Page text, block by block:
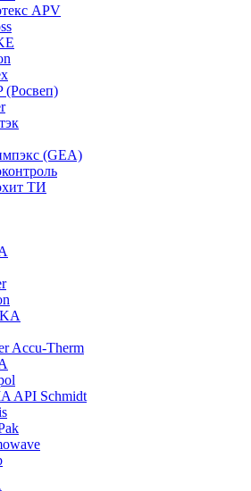
APV
(Росвеп)
(GEA)
ТИ
Accu-Therm
API Schmidt